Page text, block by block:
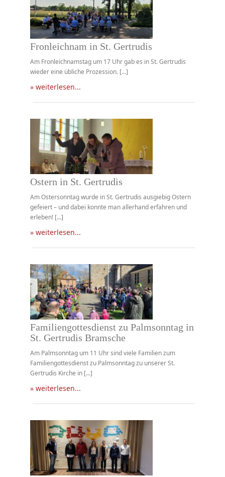
Fronleichnam in St. Gertrudis
Am Fronleichnamstag um 17 Uhr gab es in St. Gertrudis
wieder eine übliche Prozession. [...]
» weiterlesen...
Ostern in St. Gertrudis
Am Ostersonntag wurde in St. Gertrudis ausgiebig Ostern
gefeiert – und dabei konnte man allerhand erfahren und
erleben! [...]
» weiterlesen...
Familiengottesdienst zu Palmsonntag in
St. Gertrudis Bramsche
Am Palmsonntag um 11 Uhr sind viele Familien zum
Familiengottesdienst zu Palmsonntag zu unserer St.
Gertrudis Kirche in [...]
» weiterlesen...